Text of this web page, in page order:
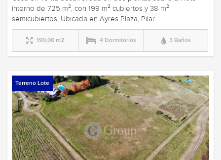
interno de 725 m², con 199 m² cubiertos y 38 m²
semicubiertos. Ubicada en Ayres Plaza, Pilar. ...
199,00 m2 4 Dormitorios 3 Baños
Terreno Lote